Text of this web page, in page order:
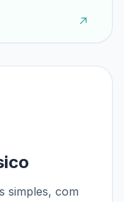
simples, com